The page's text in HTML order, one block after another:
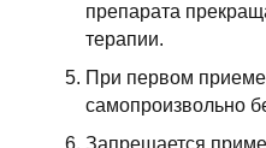
препарата
терапии.
При первом
самопроизвольно
Запрещается